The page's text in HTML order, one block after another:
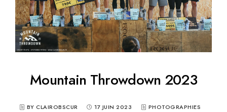
Mountain Throwdown 2023
BY CLAIROBSCUR 17 JUIN 2023 PHOTOGRAPHIES